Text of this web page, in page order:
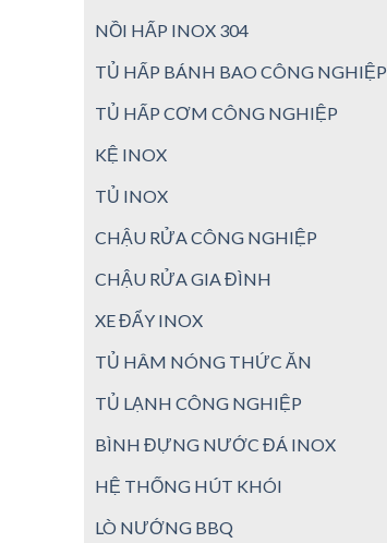
NỒI HẤP INOX 304
TỦ HẤP BÁNH BAO CÔNG NGHIỆP
TỦ HẤP CƠM CÔNG NGHIỆP
KỆ INOX
TỦ INOX
CHẬU RỬA CÔNG NGHIỆP
CHẬU RỬA GIA ĐÌNH
XE ĐẨY INOX
TỦ HÂM NÓNG THỨC ĂN
TỦ LẠNH CÔNG NGHIỆP
BÌNH ĐỰNG NƯỚC ĐÁ INOX
HỆ THỐNG HÚT KHÓI
LÒ NƯỚNG BBQ